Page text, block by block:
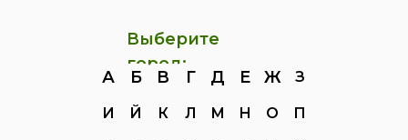
Выберите
город:
А Б В Г Д Е Ж З
И Й К Л М Н О П